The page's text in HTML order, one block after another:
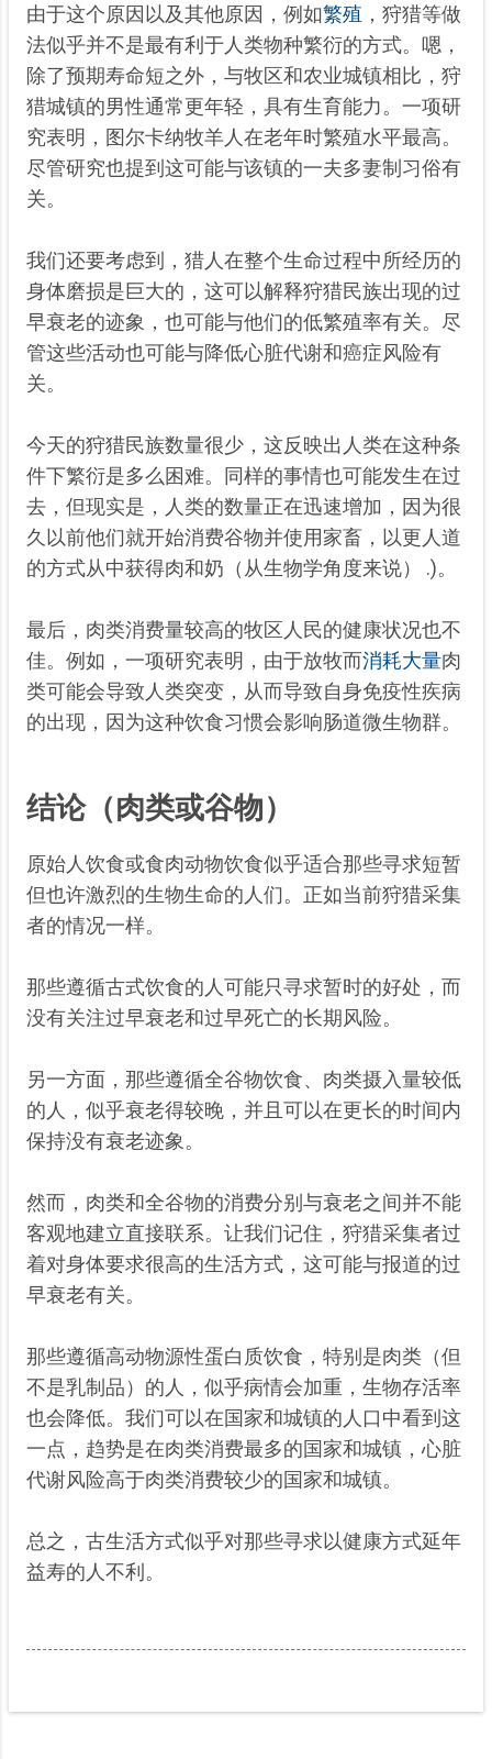
由于这个原因以及其他原因，例如繁殖 ，狩猎等做
法似乎并不是最有利于人类物种繁衍的方式。嗯，
除了预期寿命短之外，与牧区和农业城镇相比，狩
猎城镇的男性通常更年轻，具有生育能力。一项研
究表明，图尔卡纳牧羊人在老年时繁殖水平最高。
尽管研究也提到这可能与该镇的一夫多妻制习俗有
关。
我们还要考虑到，猎人在整个生命过程中所经历的
身体磨损是巨大的，这可以解释狩猎民族出现的过
早衰老的迹象，也可能与他们的低繁殖率有关。尽
管这些活动也可能与降低心脏代谢和癌症风险有
关。
今天的狩猎民族数量很少，这反映出人类在这种条
件下繁衍是多么困难。同样的事情也可能发生在过
去，但现实是，人类的数量正在迅速增加，因为很
久以前他们就开始消费谷物并使用家畜，以更人道
的方式从中获得肉和奶（从生物学角度来说） .)。
最后，肉类消费量较高的牧区人民的健康状况也不
佳。例如，一项研究表明，由于放牧而消耗大量肉
类可能会导致人类突变，从而导致自身免疫性疾病
的出现，因为这种饮食习惯会影响肠道微生物群。
结论（肉类或谷物）
原始人饮食或食肉动物饮食似乎适合那些寻求短暂
但也许激烈的生物生命的人们。正如当前狩猎采集
者的情况一样。
那些遵循古式饮食的人可能只寻求暂时的好处，而
没有关注过早衰老和过早死亡的长期风险。
另一方面，那些遵循全谷物饮食、肉类摄入量较低
的人，似乎衰老得较晚，并且可以在更长的时间内
保持没有衰老迹象。
然而，肉类和全谷物的消费分别与衰老之间并不能
客观地建立直接联系。让我们记住，狩猎采集者过
着对身体要求很高的生活方式，这可能与报道的过
早衰老有关。
那些遵循高动物源性蛋白质饮食，特别是肉类（但
不是乳制品）的人，似乎病情会加重，生物存活率
也会降低。我们可以在国家和城镇的人口中看到这
一点，趋势是在肉类消费最多的国家和城镇，心脏
代谢风险高于肉类消费较少的国家和城镇。
总之，古生活方式似乎对那些寻求以健康方式延年
益寿的人不利。